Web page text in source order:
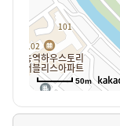
50m